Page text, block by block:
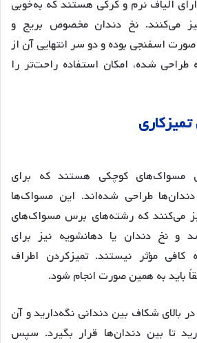
الیاف نرم و کرکی هستند که به‌خوبی
می‌کنند. نخ دندان مخصوص بریج و
اسفنجی بوده و دو سر انتهایی آن از
شده، امکان استفاده راحت‌تر را
تمیزکاری
مسواک‌های کوچکی هستند که برای
طراحی شده‌اند. این مسواک‌ها
می‌کنند که رشته‌های برس مسواک‌های
و نخ دندان یا دهانشویه نیز برای
کافی مؤثر نیستند. تمیزکردن اطراف
باید به همین صورت انجام شود.
بالای شکاف بین دندانی نگه‌دارید و آن
تا بین دندان‌ها قرار بگیرد. سپس